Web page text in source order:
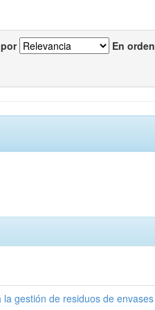
En orden
gestión de residuos de envases